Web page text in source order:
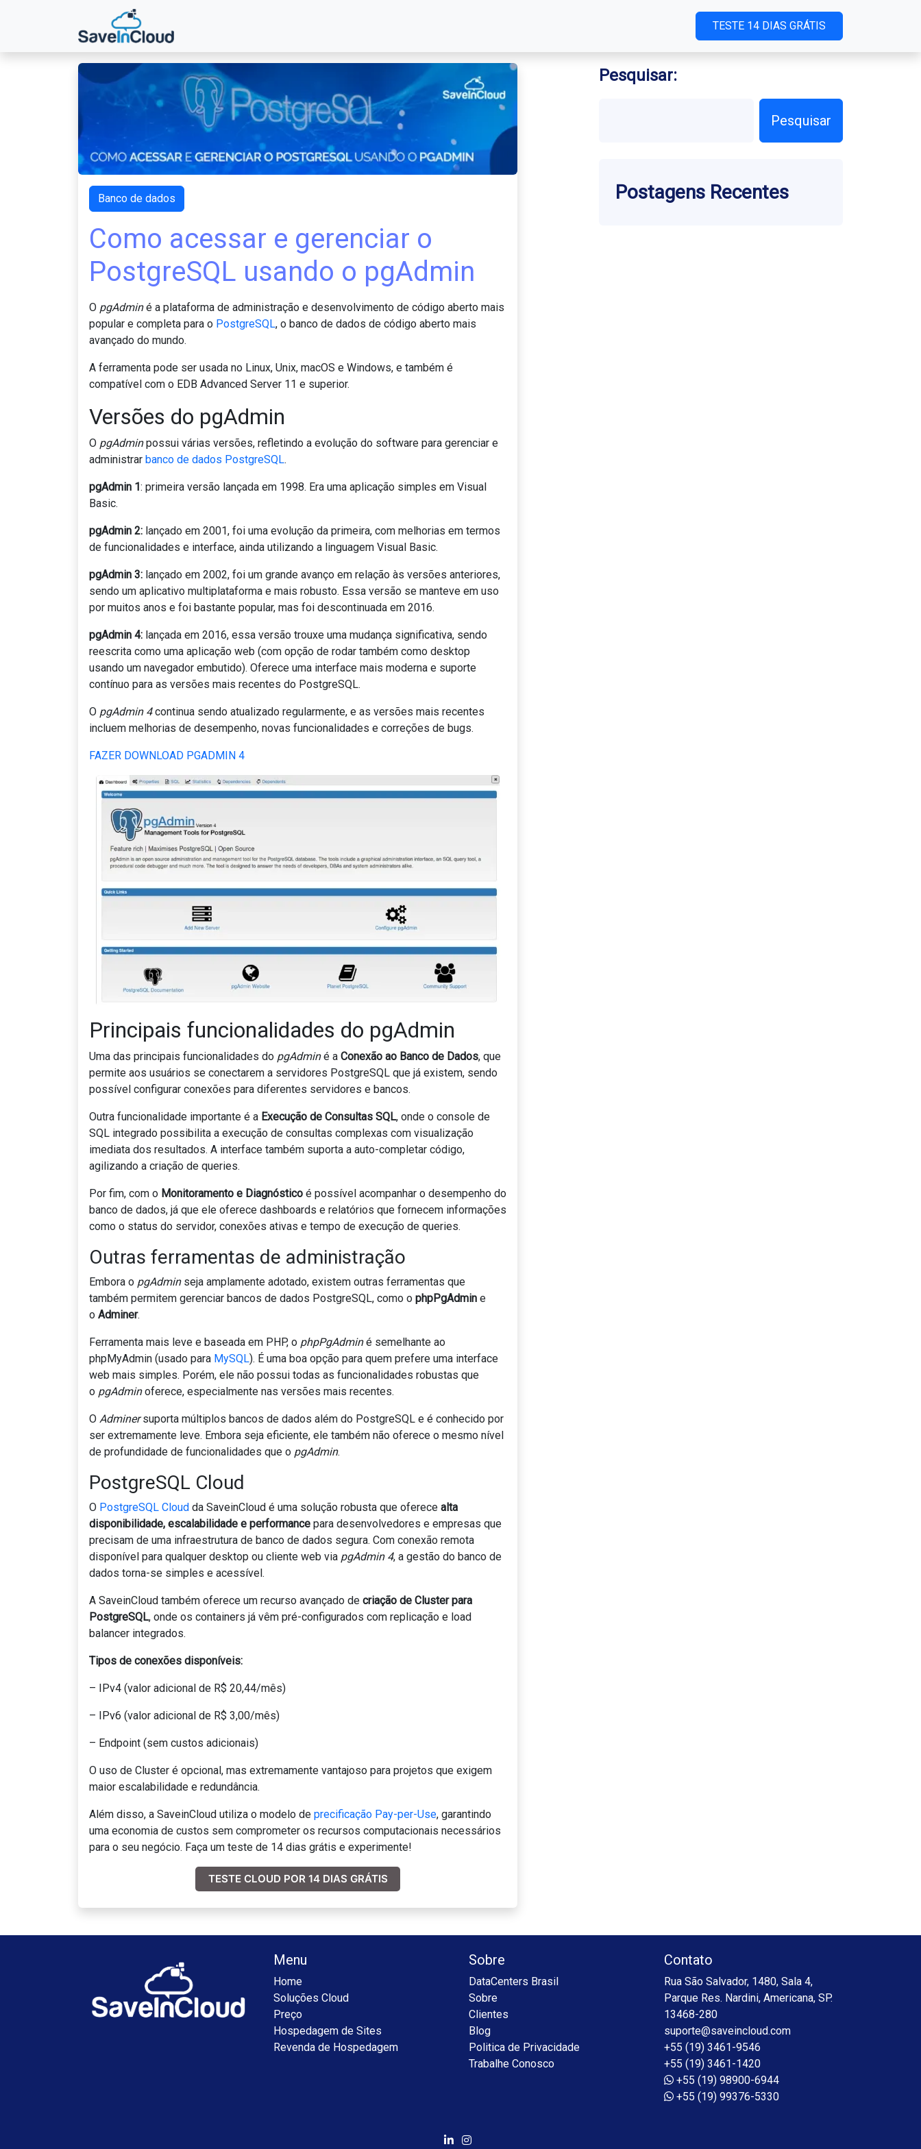
TESTE 14 DIAS GRÁTIS
Banco de dados
Como acessar e gerenciar o
PostgreSQL usando o pgAdmin
O pgAdminé a plataforma de administração e desenvolvimento de código aberto mais
popular e completa para o PostgreSQL, o banco de dados de código aberto mais
avançado do mundo.
A ferramenta pode ser usada no Linux, Unix, macOS e Windows, e também é
compatível com o EDB Advanced Server 11 e superior.
Versões do pgAdmin
O pgAdminpossui várias versões, refletindo a evolução do software para gerenciar e
administrar banco de dados PostgreSQL.
pgAdmin 1: primeira versão lançada em 1998. Era uma aplicação simples em Visual
Basic.
pgAdmin 2: lançado em 2001, foi uma evolução da primeira, com melhorias em termos
de funcionalidades e interface, ainda utilizando a linguagem Visual Basic.
pgAdmin 3: lançado em 2002, foi um grande avanço em relação às versões anteriores,
sendo um aplicativo multiplataforma e mais robusto. Essa versão se manteve em uso
por muitos anos e foi bastante popular, mas foi descontinuada em 2016.
pgAdmin 4: lançada em 2016, essa versão trouxe uma mudança significativa, sendo
reescrita como uma aplicação web (com opção de rodar também como desktop
usando um navegador embutido). Oferece uma interface mais moderna e suporte
contínuo para as versões mais recentes do PostgreSQL.
O pgAdmin 4continua sendo atualizado regularmente, e as versões mais recentes
incluem melhorias de desempenho, novas funcionalidades e correções de bugs.
FAZER DOWNLOAD PGADMIN 4
Principais funcionalidades do pgAdmin
Uma das principais funcionalidades do pgAdminé a Conexão ao Banco de Dados, que
permite aos usuários se conectarem a servidores PostgreSQL que já existem, sendo
possível configurar conexões para diferentes servidores e bancos.
Outra funcionalidade importante é a Execução de Consultas SQL, onde o console de
SQL integrado possibilita a execução de consultas complexas com visualização
imediata dos resultados. A interface também suporta a auto-completar código,
agilizando a criação de queries.
Por fim, com o Monitoramento e Diagnóstico é possível acompanhar o desempenho do
banco de dados, já que ele oferece dashboards e relatórios que fornecem informações
como o status do servidor, conexões ativas e tempo de execução de queries.
Outras ferramentas de administração
Embora o pgAdminseja amplamente adotado, existem outras ferramentas que
também permitem gerenciar bancos de dados PostgreSQL, como o phpPgAdmin e
o Adminer.
Ferramenta mais leve e baseada em PHP, o phpPgAdminé semelhante ao
phpMyAdmin (usado para MySQL). É uma boa opção para quem prefere uma interface
web mais simples. Porém, ele não possui todas as funcionalidades robustas que
o pgAdminoferece, especialmente nas versões mais recentes.
O Adminersuporta múltiplos bancos de dados além do PostgreSQL e é conhecido por
ser extremamente leve. Embora seja eficiente, ele também não oferece o mesmo nível
de profundidade de funcionalidades que o pgAdmin.
PostgreSQL Cloud
O PostgreSQL Cloud da SaveinCloud é uma solução robusta que oferece alta
disponibilidade, escalabilidade e performance para desenvolvedores e empresas que
precisam de uma infraestrutura de banco de dados segura. Com conexão remota
disponível para qualquer desktop ou cliente web via pgAdmin 4, a gestão do banco de
dados torna-se simples e acessível.
A SaveinCloud também oferece um recurso avançado de criação de Cluster para
PostgreSQL, onde os containers já vêm pré-configurados com replicação e load
balancer integrados.
Tipos de conexões disponíveis:
– IPv4 (valor adicional de R$ 20,44/mês)
– IPv6 (valor adicional de R$ 3,00/mês)
– Endpoint (sem custos adicionais)
O uso de Cluster é opcional, mas extremamente vantajoso para projetos que exigem
maior escalabilidade e redundância.
Além disso, a SaveinCloud utiliza o modelo de precificação Pay-per-Use, garantindo
uma economia de custos sem comprometer os recursos computacionais necessários
para o seu negócio. Faça um teste de 14 dias grátis e experimente!
TESTE CLOUD POR 14 DIAS GRÁTIS
Pesquisar:
Pesquisar
Postagens Recentes
Menu
Home
Soluções Cloud
Preço
Hospedagem de Sites
Revenda de Hospedagem
Sobre
DataCenters Brasil
Sobre
Clientes
Blog
Politica de Privacidade
Trabalhe Conosco
Contato
Rua São Salvador, 1480, Sala 4,
Parque Res. Nardini, Americana, SP.
13468-280
suporte@saveincloud.com
+55 (19) 3461-9546
+55 (19) 3461-1420
+55 (19) 98900-6944
+55 (19) 99376-5330